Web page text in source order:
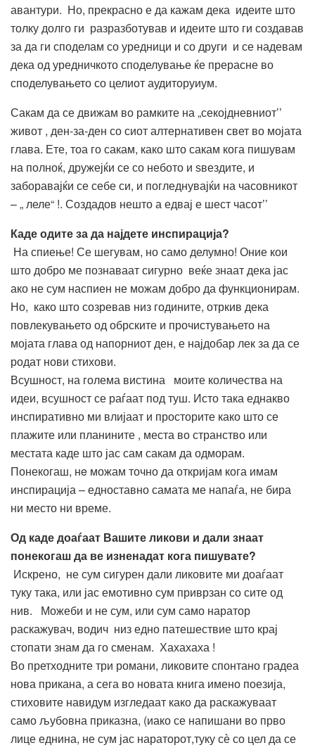
авантури. Но, прекрасно е да кажам дека идеите што
толку долго ги разразботував и идеите што ги создавав
за да ги споделам со уредници и со други и се надевам
дека од уредничкото споделување ќе прерасне во
споделувањето со целиот аудиторуиум.
Сакам да се движам во рамките на „секојдневниот’’
живот , ден-за-ден со сиот алтернативен свет во мојата
глава. Ете, тоа го сакам, како што сакам кога пишувам
на полноќ, дружејќи се со небото и ѕвездите, и
заборавајќи се себе си, и погледнувајќи на часовникот
– „ леле“ !. Создадов нешто а едвај е шест часот’’
Каде одите за да најдете инспирација?
На спиење! Се шегувам, но само делумно! Оние кои
што добро ме познаваат сигурно веќе знаат дека јас
ако не сум наспиен не можам добро да функционирам.
Но, како што созревав низ годините, отркив дека
повлекувањето од обрските и прочистувањето на
мојата глава од напорниот ден, е најдобар лек за да се
родат нови стихови.
Всушност, на голема вистина моите количества на
идеи, всушност се раѓаат под туш. Исто така еднакво
инспиративно ми влијаат и просторите како што се
плажите или планините , места во странство или
местата каде што јас сам сакам да одморам.
Понекогаш, нe можам точно да откријам кога имам
инспирација – едноставно самата ме напаѓа, не бира
ни место ни време.
Од каде доаѓаат Вашите ликови и дали знаат
понекогаш да ве изненадат кога пишувате?
Искрено, не сум сигурен дали ликовите ми доаѓаат
туку така, или јас емотивно сум приврзан со сите од
нив. Можеби и не сум, или сум само наратор
раскажувач, водич низ едно патешествие што крај
стопати знам да го сменам. Хахахаха !
Во претходните три романи, ликовите спонтано градеа
нова прикана, а сега во новата книга имено поезија,
стиховите навидум изгледаат како да раскажуваат
само љубовна приказна, (иако се напишани во прво
лице еднина, не сум јас нараторот,туку сѐ со цел да се